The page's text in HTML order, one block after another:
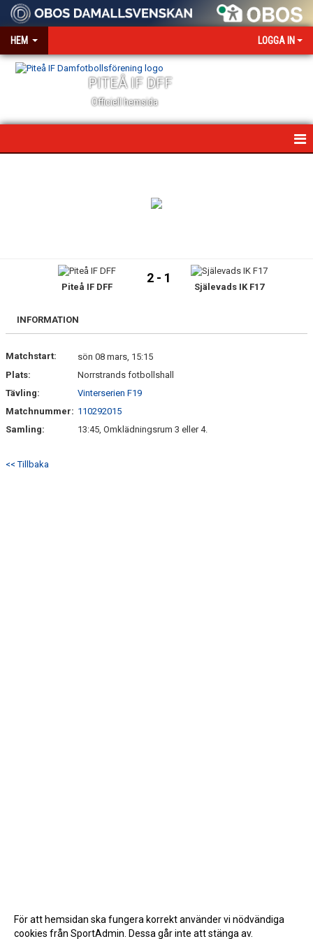
HEM LOGGA IN
PITEÅ IF DFF
Officiell hemsida
BILJETTER OCH SÄSONGSKORT
PITEENERGI PRE CAMP 2026
Piteå IF DFF
2 - 1
Själevads IK F17
INFORMATION
Matchstart:
sön 08 mars, 15:15
Plats:
Norrstrands fotbollshall
Tävling:
Vinterserien F19
Matchnummer: 110292015
Samling:
13:45, Omklädningsrum 3 eller 4.
<< Tillbaka
För att hemsidan ska fungera korrekt använder vi nödvändiga
cookies från SportAdmin. Dessa går inte att stänga av.